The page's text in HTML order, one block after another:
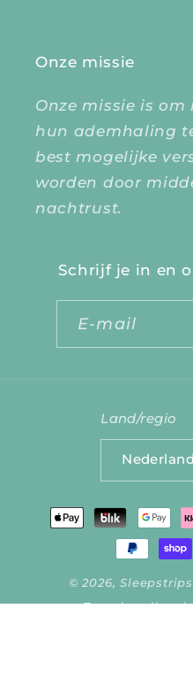
Onze missie
Onze missie is
hun ademhaling
best mogelijke
worden door
nachtrust.
Schrijf je in en
E‑mail
Land/regio
Betaalmethoden
© 2026,Sleepstrips